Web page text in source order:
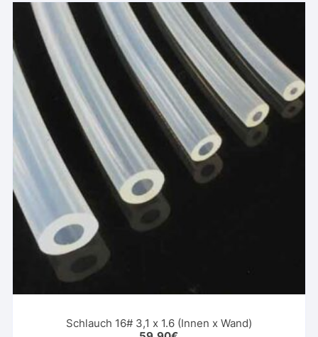
Schlauch 16# 3,1 x 1.6 (Innen x Wand)